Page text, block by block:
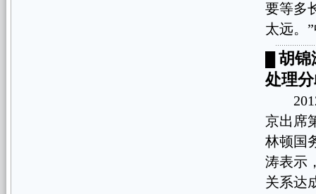
要等多
太远。
胡锦
处理
2012
京出席
林顿国
涛表示
关系达